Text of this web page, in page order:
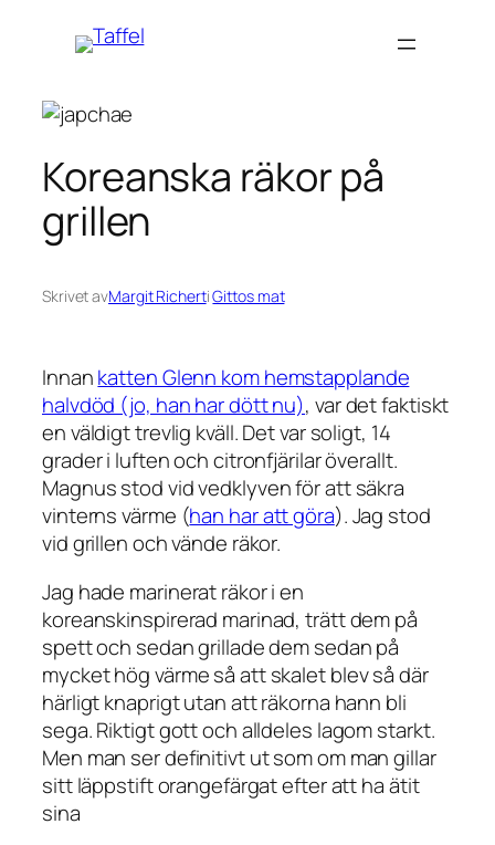
Koreanska räkor på
grillen
Skrivet avMargit RichertiGittos mat
Innankatten Glenn kom hemstapplande
halvdöd (jo, han har dött nu), vardet faktiskt
en väldigt trevlig kväll. Det var soligt, 14
grader i luften och citronfjärilar överallt.
Magnus stod vid vedklyven för att säkra
vinterns värme (han har att göra). Jag stod
vid grillen och vände räkor.
Jag hade marinerat räkor i en
koreanskinspirerad marinad, trätt dem på
spett och sedan grillade dem sedan på
mycket hög värme så att skalet blev så där
härligt knaprigt utan att räkorna hann bli
sega. Riktigt gott och alldeles lagom starkt.
Men man ser definitivt ut som om man gillar
sitt läppstift orangefärgat efter att ha ätit
sina